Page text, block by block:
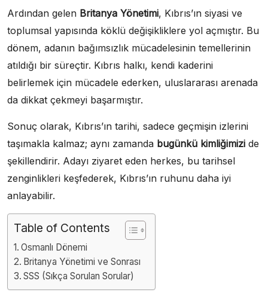
Ardından gelen Britanya Yönetimi, Kıbrıs’ın siyasi ve
toplumsal yapısında köklü değişikliklere yol açmıştır. Bu
dönem, adanın bağımsızlık mücadelesinin temellerinin
atıldığı bir süreçtir. Kıbrıs halkı, kendi kaderini
belirlemek için mücadele ederken, uluslararası arenada
da dikkat çekmeyi başarmıştır.
Sonuç olarak, Kıbrıs’ın tarihi, sadece geçmişin izlerini
taşımakla kalmaz; aynı zamanda bugünkü kimliğimizi de
şekillendirir. Adayı ziyaret eden herkes, bu tarihsel
zenginlikleri keşfederek, Kıbrıs’ın ruhunu daha iyi
anlayabilir.
Table of Contents
Osmanlı Dönemi
Britanya Yönetimi ve Sonrası
SSS (Sıkça Sorulan Sorular)